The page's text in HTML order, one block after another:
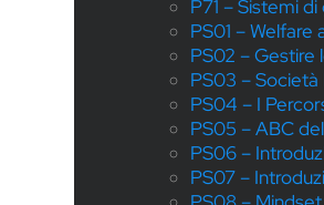
P71 – Sistemi
PS01 –
PS02 – Gestire
PS03 –
PS04 – I
PS05 – ABC
PS06 –
PS07 –